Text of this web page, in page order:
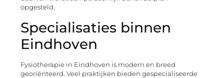
opgesteld.
Specialisaties binnen
Eindhoven
Fysiotherapie in Eindhoven is modern en breed
georiënteerd. Veel praktijken bieden gespecialiseerde